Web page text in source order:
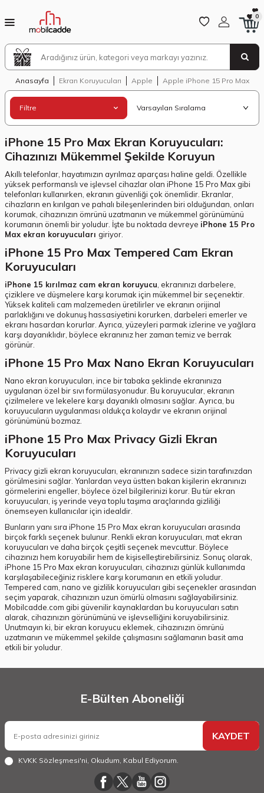
0
Anasayfa Ekran Koruyucuları Apple Apple iPhone 15 Pro Max
Filtre
iPhone 15 Pro Max Ekran Koruyucuları:
Cihazınızı Mükemmel Şekilde Koruyun
Akıllı telefonlar, hayatımızın ayrılmaz aparçası haline geldi. Özellikle
yüksek performanslı ve işlevsel cihazlar olan iPhone 15 Pro Max gibi
telefonları kullanırken, ekranın güvenliği çok önemlidir. Ekranlar,
cihazların en kırılgan ve pahalı bileşenlerinden biri olduğundan, onları
korumak, cihazınızın ömrünü uzatmanın ve mükemmel görünümünü
korumanın önemli bir yoludur. İşte bu noktada devreye iPhone 15 Pro
Max ekran koruyucuları giriyor.
iPhone 15 Pro Max Tempered Cam Ekran
Koruyucuları
iPhone 15 kırılmaz cam ekran koruyucu, ekranınızı darbelere,
çiziklere ve düşmelere karşı korumak için mükemmel bir seçenektir.
Yüksek kaliteli cam malzemeden üretilirler ve ekranın orijinal
parlaklığını ve dokunuş hassasiyetini korurken, darbeleri emerler ve
ekranı hasardan korurlar. Ayrıca, yüzeyleri parmak izlerine ve yağlara
karşı dayanıklıdır, böylece ekranınız her zaman temiz ve berrak
görünür.
iPhone 15 Pro Max Nano Ekran Koruyucuları
Nano ekran koruyucuları, ince bir tabaka şeklinde ekranınıza
uygulanan özel bir sıvı formülasyonudur. Bu koruyucular, ekranın
çizilmelere ve lekelere karşı dayanıklı olmasını sağlar. Ayrıca, bu
koruyucuların uygulanması oldukça kolaydır ve ekranın orijinal
görünümünü bozmaz.
iPhone 15 Pro Max Privacy Gizli Ekran
Koruyucuları
Privacy gizli ekran koruyucuları, ekranınızın sadece sizin tarafınızdan
görülmesini sağlar. Yanlardan veya üstten bakan kişilerin ekranınızı
görmelerini engeller, böylece özel bilgilerinizi korur. Bu tür ekran
koruyucuları, iş yerinde veya toplu taşıma araçlarında gizliliği
önemseyen kullanıcılar için idealdir.
Bunların yanı sıra iPhone 15 Pro Max ekran koruyucuları arasında
birçok farklı seçenek bulunur. Renkli ekran koruyucuları, mat ekran
koruyucuları ve daha birçok çeşitli seçenek mevcuttur. Böylece
cihazınızı hem koruyabilir hem de kişiselleştirebilirsiniz. Sonuç olarak,
iPhone 15 Pro Max ekran koruyucuları, cihazınızı günlük kullanımda
karşılaşabileceğiniz risklere karşı korumanın en etkili yoludur.
Tempered cam, nano ve gizlilik koruyucuları gibi seçenekler arasından
seçim yaparak, cihazınızın uzun ömürlü olmasını sağlayabilirsiniz.
Mobilcadde.com gibi güvenilir kaynaklardan bu koruyucuları satın
alarak, cihazınızın görünümünü ve işlevselliğini koruyabilirsiniz.
Unutmayın ki, bir ekran koruyucu eklemek, cihazınızın ömrünü
uzatmanın ve mükemmel şekilde çalışmasını sağlamanın basit ama
etkili bir yoludur.
E-Bülten Aboneliği
KAYDET
KVKK Sözleşmesi'ni, Okudum, Kabul Ediyorum.